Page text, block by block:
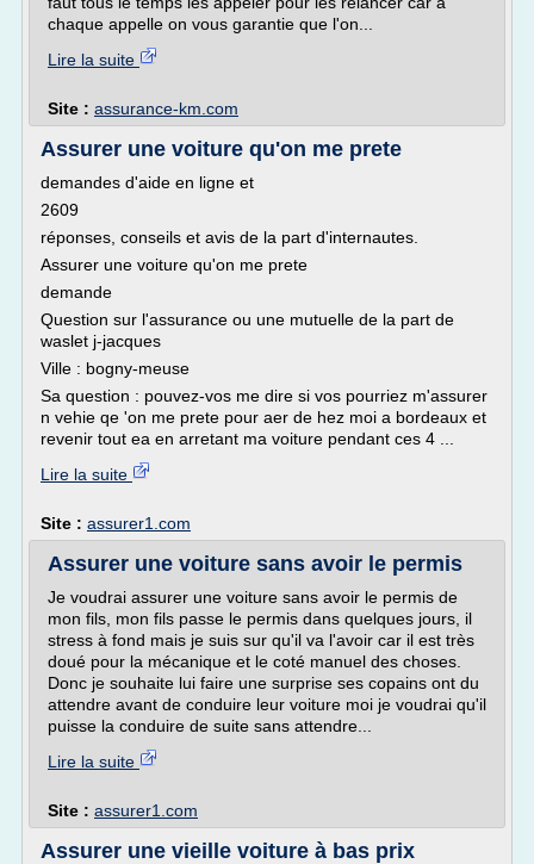
chaque appelle on vous garantie que l'on...
Lire la suite
Site : assurance-km.com
Assurer une voiture qu'on me prete
demandes d'aide en ligne et
2609
réponses, conseils et avis de la part d'internautes.
Assurer une voiture qu'on me prete
demande
Question sur l'assurance ou une mutuelle de la part de
waslet j-jacques
Ville : bogny-meuse
Sa question : pouvez-vos me dire si vos pourriez m'assurer
n vehie qe 'on me prete pour aer de hez moi a bordeaux et
revenir tout ea en arretant ma voiture pendant ces 4 ...
Lire la suite
Site : assurer1.com
Assurer une voiture sans avoir le permis
Je voudrai assurer une voiture sans avoir le permis de
mon fils, mon fils passe le permis dans quelques jours, il
stress à fond mais je suis sur qu'il va l'avoir car il est très
doué pour la mécanique et le coté manuel des choses.
Donc je souhaite lui faire une surprise ses copains ont du
attendre avant de conduire leur voiture moi je voudrai qu'il
puisse la conduire de suite sans attendre...
Lire la suite
Site : assurer1.com
Assurer une vieille voiture à bas prix